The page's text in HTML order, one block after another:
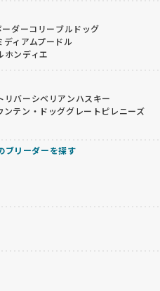
ーダーコリーブルドッグ
ディアムプードル
ホンディエ
リバーシベリアンハスキー
ンテン・ドッググレートピレニーズ
ブリーダーを探す